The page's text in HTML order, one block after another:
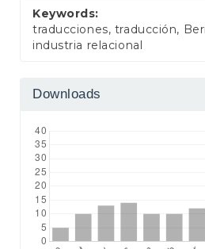
Keywords:
traducciones, traducción,
industria relacional
Downloads